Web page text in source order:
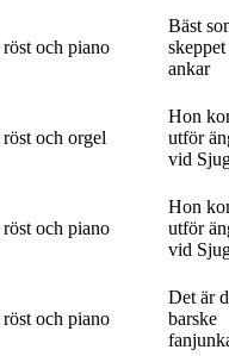
röst och piano
Bäst
ankar
röst och orgel
Hon
utför
vid
röst och piano
Hon
utför
vid
röst och piano
Det är
barske